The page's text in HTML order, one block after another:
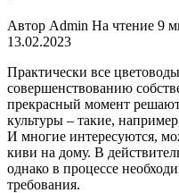
Автор Admin На чтение 9
13.02.2023
Практически все
совершенствованию
прекрасный момент
культуры – такие,
И многие интересуются,
киви на дому. В
однако в процессе
требования.